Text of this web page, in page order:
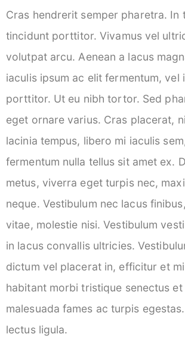
Cras hendrerit semper pharetra. In
tincidunt porttitor. Vivamus vel
volutpat arcu. Aenean a lacus
iaculis ipsum ac elit fermentum, vel
porttitor. Ut eu nibh tortor. Sed
eget ornare varius. Cras placerat,
lacinia tempus, libero mi iaculis
fermentum nulla tellus sit amet ex.
metus, viverra eget turpis nec,
neque. Vestibulum nec lacus
vitae, molestie nisi. Vestibulum
in lacus convallis ultricies.
dictum vel placerat in, efficitur et
habitant morbi tristique senectus et
malesuada fames ac turpis
lectus ligula.